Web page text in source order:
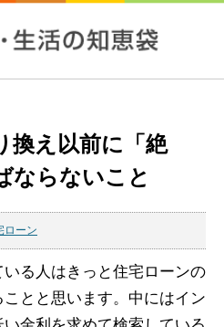
換え以前に「絶
ならないこと
ローン
る人はきっと住宅ローンの
とと思います。中にはイン